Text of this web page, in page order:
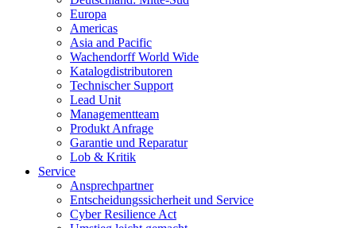
Europa
Americas
Asia and Pacific
Wachendorff World Wide
Katalogdistributoren
Technischer Support
Lead Unit
Managementteam
Produkt Anfrage
Garantie und Reparatur
Lob & Kritik
Service
Ansprechpartner
Entscheidungssicherheit und Service
Cyber Resilience Act